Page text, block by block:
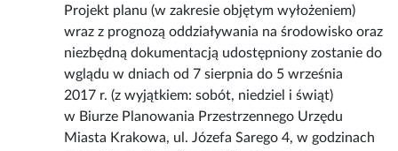
Projekt planu (w zakresie objętym wyłożeniem)
wraz z prognozą oddziaływania na środowisko oraz
niezbędną dokumentacją udostępniony zostanie do
wglądu w dniach od 7 sierpnia do 5 września
2017 r. (z wyjątkiem: sobót, niedziel i świąt)
w Biurze Planowania Przestrzennego Urzędu
Miasta Krakowa, ul. Józefa Sarego 4, w godzinach